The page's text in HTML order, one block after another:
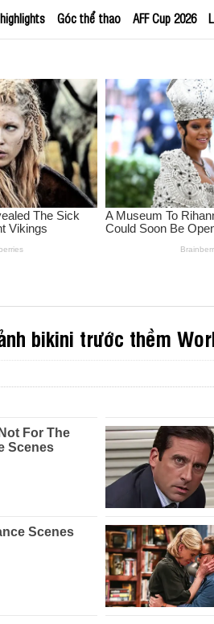
Góc thể thao AFF Cup 2026
bikini trước thềm